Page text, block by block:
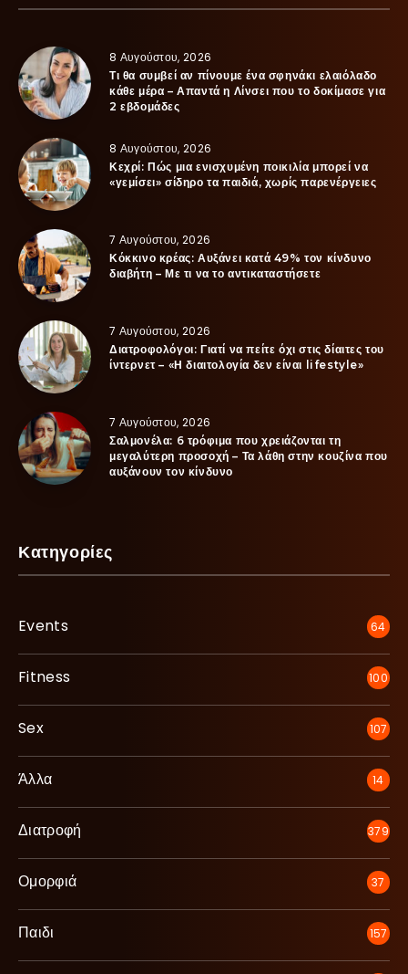
8 Αυγούστου, 2026
Τι θα συμβεί αν πίνουμε ένα σφηνάκι ελαιόλαδο
κάθε μέρα – Απαντά η Λίνσει που το δοκίμασε για
2 εβδομάδες
8 Αυγούστου, 2026
Κεχρί: Πώς μια ενισχυμένη ποικιλία μπορεί να
«γεμίσει» σίδηρο τα παιδιά, χωρίς παρενέργειες
7 Αυγούστου, 2026
Κόκκινο κρέας: Αυξάνει κατά 49% τον κίνδυνο
διαβήτη – Με τι να το αντικαταστήσετε
7 Αυγούστου, 2026
Διατροφολόγοι: Γιατί να πείτε όχι στις δίαιτες του
ίντερνετ – «Η διαιτολογία δεν είναι lifestyle»
7 Αυγούστου, 2026
Σαλμονέλα: 6 τρόφιμα που χρειάζονται τη
μεγαλύτερη προσοχή – Τα λάθη στην κουζίνα που
αυξάνουν τον κίνδυνο
Κατηγορίες
Events 64
Fitness 100
Sex 107
Άλλα 14
Διατροφή 379
Ομορφιά 37
Παιδι 157